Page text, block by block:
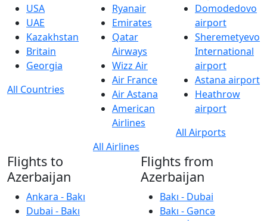
USA
UAE
Kazakhstan
Britain
Georgia
All Countries
Ryanair
Emirates
Qatar
Airways
Wizz Air
Air France
Air Astana
American
Airlines
All Airlines
Domodedovo
airport
Sheremetyevo
International
airport
Astana airport
Heathrow
airport
All Airports
Flights to
Azerbaijan
Ankara - Bakı
Dubai - Bakı
Flights from
Azerbaijan
Bakı - Dubai
Bakı - Gəncə